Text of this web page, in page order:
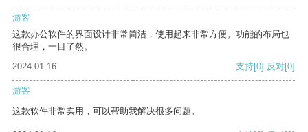
游客
这款办公软件的界面设计非常简洁，使用起来非常方便。功能的布局也
很合理，一目了然。
2024-01-16
支持[0] 反对[0]
游客
这款软件非常实用，可以帮助我解决很多问题。